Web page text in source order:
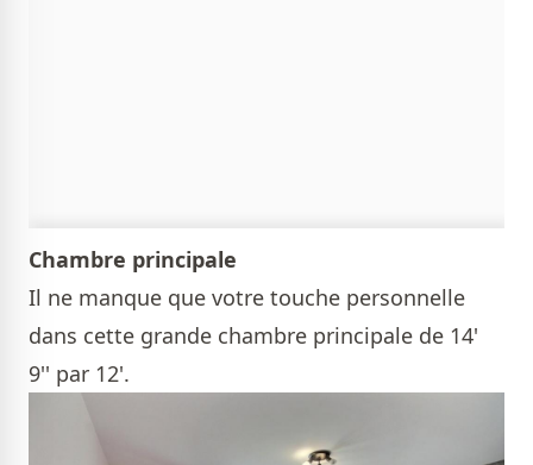
Chambre principale
Il ne manque que votre touche personnelle
dans cette grande chambre principale de 14'
9'' par 12'.